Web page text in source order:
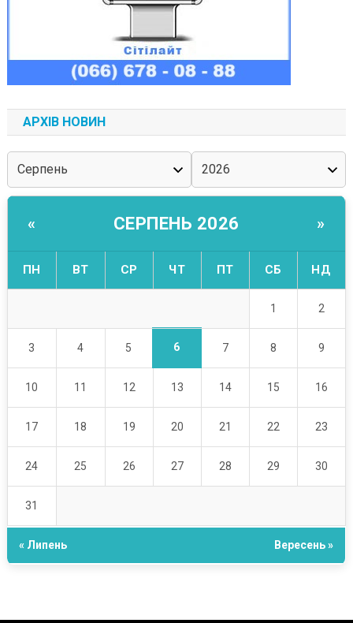
АРХІВ НОВИН
« СЕРПЕНЬ 2026 »
ПН ВТ СР ЧТ ПТ СБ НД
1 2
3 4 5 6 7 8 9
10 11 12 13 14 15 16
17 18 19 20 21 22 23
24 25 26 27 28 29 30
31
« Липень Вересень »